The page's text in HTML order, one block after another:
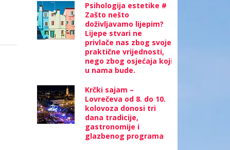
Psihologija estetike #
Zašto nešto
doživljavamo lijepim?
Lijepe stvari ne
privlače nas zbog svoje
praktične vrijednosti,
nego zbog osjećaja koji
u nama bude.
Krčki sajam –
Lovrečeva od 8. do 10.
kolovoza donosi tri
dana tradicije,
gastronomije i
glazbenog programa